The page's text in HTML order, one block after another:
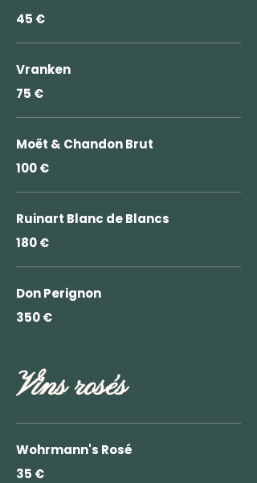
45 €
Vranken
75 €
Moët & Chandon Brut
100 €
Ruinart Blanc de Blancs
180 €
Don Perignon
350 €
Vins rosés
Wohrmann's Rosé
35 €